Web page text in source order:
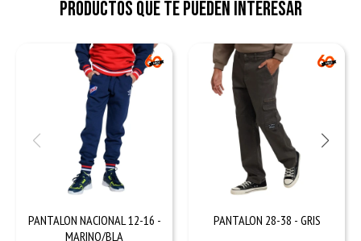
Productos que te pueden interesar
PANTALON NACIONAL 12-16 -
MARINO/BLA
PANTALON 28-38 - GRIS